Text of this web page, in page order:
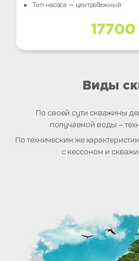
Тип насоса — центробежный
17700
Виды
По своей сути скважины
получаемой воды –
По техническим же
с кессоном и